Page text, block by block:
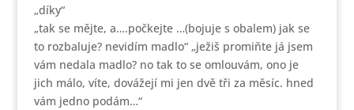
„díky“
„tak se mějte, a….počkejte …(bojuje s obalem) jak se
to rozbaluje? nevidím madlo“ „ježiš promiňte já jsem
vám nedala madlo? no tak to se omlouvám, ono je
jich málo, víte, dovážejí mi jen dvě tři za měsíc. hned
vám jedno podám…“